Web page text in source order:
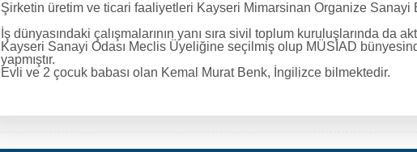
Şirketin üretim ve ticari faaliyetleri Kayseri Mimarsinan Organize Sanayi
İş dünyasındaki çalışmalarının yanı sıra sivil toplum kuruluşlarında da
Kayseri Sanayi Odası Meclis Üyeliğine seçilmiş olup MÜSİAD
yapmıştır.
Evli ve 2 çocuk babası olan Kemal Murat Benk, İngilizce bilmektedir.